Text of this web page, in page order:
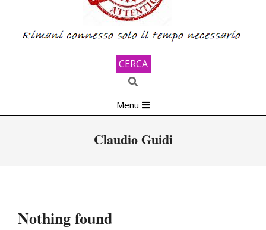
CERCA
Search
Navigation
Menu
Claudio Guidi
Nothing found